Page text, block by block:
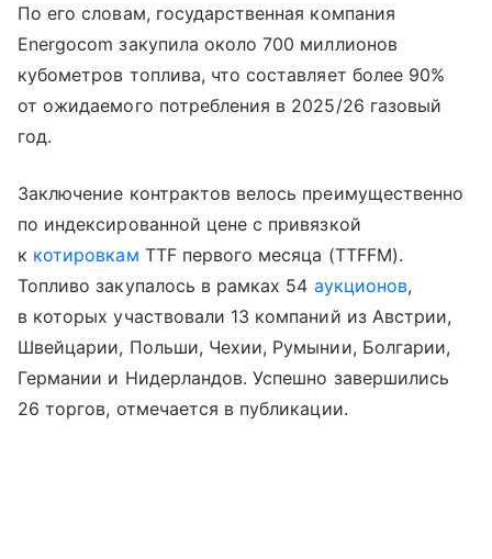
По его словам, государственная компания
Energocom закупила около 700 миллионов
кубометров топлива, что составляет более 90%
от ожидаемого потребления в 2025/26 газовый
год.
Заключение контрактов велось преимущественно
по индексированной цене с привязкой
к котировкам TTF первого месяца (TTFFM).
Топливо закупалось в рамках 54 аукционов,
в которых участвовали 13 компаний из Австрии,
Швейцарии, Польши, Чехии, Румынии, Болгарии,
Германии и Нидерландов. Успешно завершились
26 торгов, отмечается в публикации.